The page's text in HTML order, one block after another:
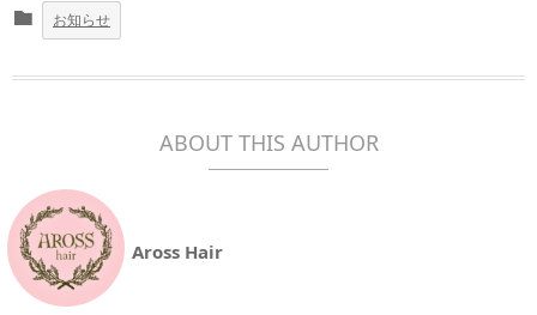
お知らせ
ABOUT THIS AUTHOR
Aross Hair